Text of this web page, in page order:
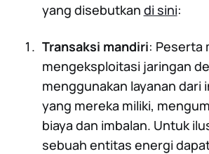
yang disebutkan di sini:
Transaksi mandiri: Peserta
mengeksploitasi jaringan
menggunakan layanan
yang mereka miliki,
biaya dan imbalan. Untuk
sebuah entitas energi